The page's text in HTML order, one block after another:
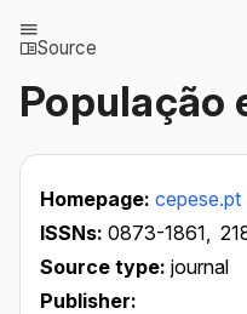
Source
População
Homepage: cepese.pt
ISSNs: 0873-1861,
Source type: journal
Publisher: